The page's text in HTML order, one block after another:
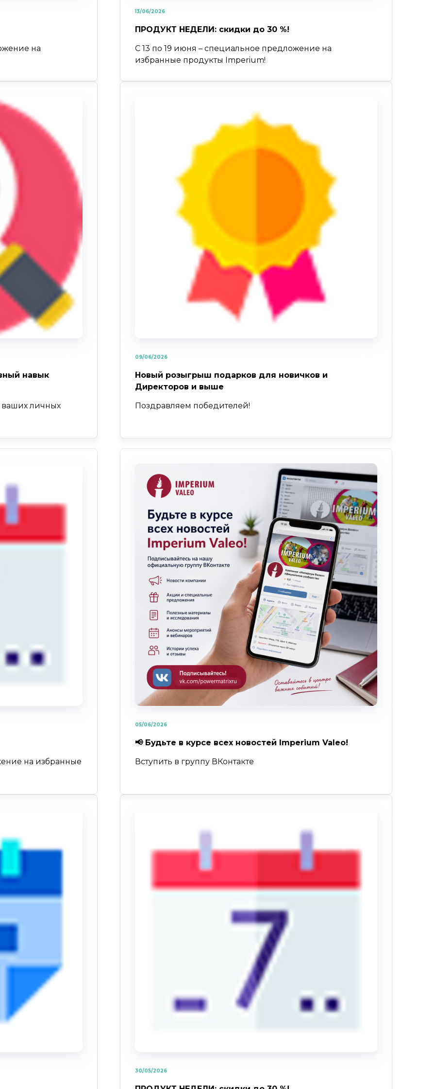
на
13/06/2026
ПРОДУКТ НЕДЕЛИ: скидки до 30 %!
С 13 по 19 июня – специальное предложение на
избранные продукты Imperium!
навык
ваших личных
09/06/2026
Новый розыгрыш подарков для новичков и
Директоров и выше
Поздравляем победителей!
на избранные
05/06/2026
📢 Будьте в курсе всех новостей Imperium Valeo!
Вступить в группу ВКонтакте
30/05/2026